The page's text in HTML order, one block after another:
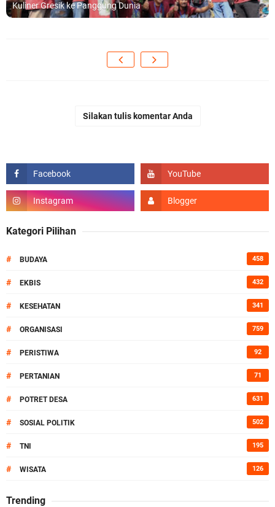
Kuliner Gresik ke Panggung Dunia
Silakan tulis komentar Anda
Kategori Pilihan
# BUDAYA 458
# EKBIS 432
# KESEHATAN 341
# ORGANISASI 759
# PERISTIWA 92
# PERTANIAN 71
# POTRET DESA 631
# SOSIAL POLITIK 502
# TNI 195
# WISATA 126
Trending